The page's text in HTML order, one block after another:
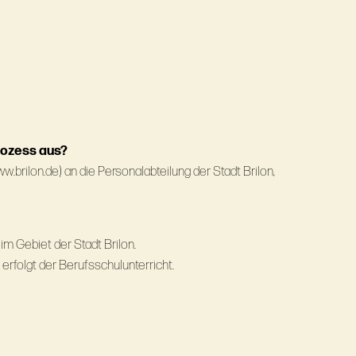
aus?
an die Personalabteilung der Stadt Brilon,
Gebiet der Stadt Brilon.
der Berufsschulunterricht.